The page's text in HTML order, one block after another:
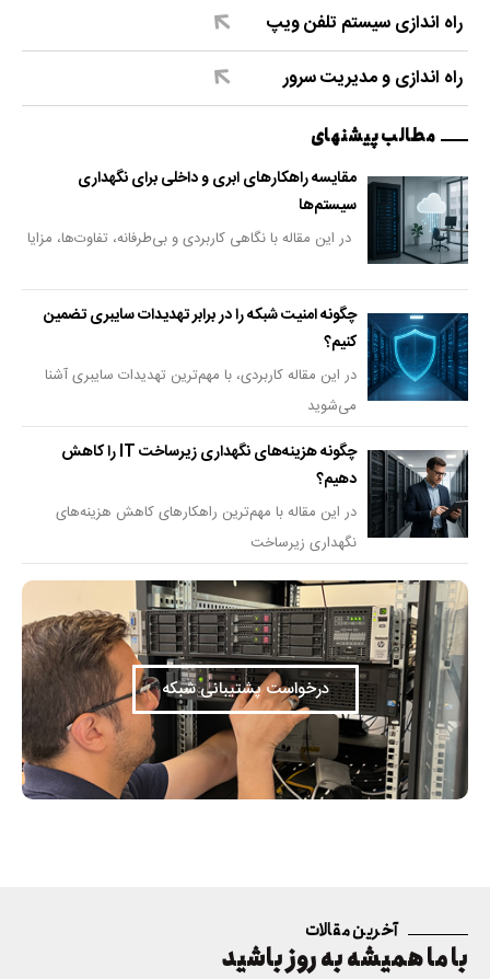
راه اندازی سیستم تلفن ویپ
راه اندازی و مدیریت سرور
مطالب پیشنهای
مقایسه راهکارهای ابری و داخلی برای نگهداری
سیستم‌ها
در این مقاله با نگاهی کاربردی و بی‌طرفانه، تفاوت‌ها، مزایا
چگونه امنیت شبکه را در برابر تهدیدات سایبری تضمین
کنیم؟
در این مقاله کاربردی، با مهم‌ترین تهدیدات سایبری آشنا
می‌شوید
چگونه هزینه‌های نگهداری زیرساخت IT را کاهش
دهیم؟
در این مقاله با مهم‌ترین راهکارهای کاهش هزینه‌های
نگهداری زیرساخت
درخواست پشتیبانی شبکه
آخرین مقالات
با ما همیشه به روز باشید